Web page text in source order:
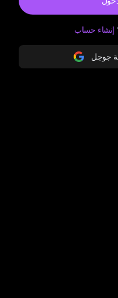
إنشاء حساب
جوجل